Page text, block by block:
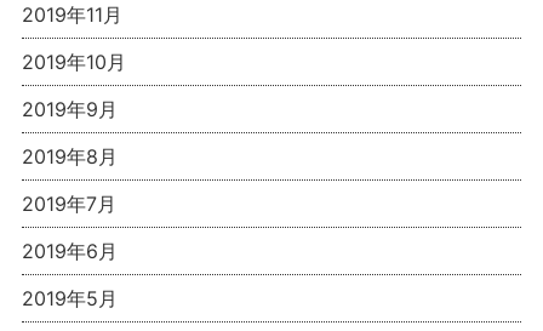
2019年11月
2019年10月
2019年9月
2019年8月
2019年7月
2019年6月
2019年5月